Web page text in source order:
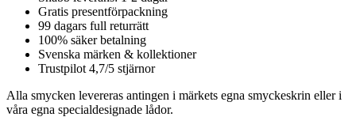
Gratis presentförpackning
99 dagars full returrätt
100% säker betalning
Svenska märken & kollektioner
Trustpilot 4,7/5 stjärnor
Alla smycken levereras antingen i märkets egna smyckeskrin eller i
våra egna specialdesignade lådor.